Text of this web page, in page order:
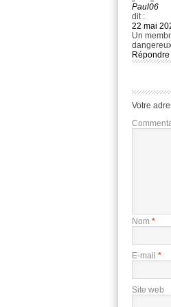
Paul06
dit :
22 mai
Un
Répondre
Votre
Nom *
E-mail *
Site web